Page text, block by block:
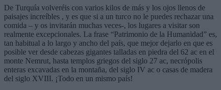
De Turquía volveréis con varios kilos de más y los ojos llenos de
paisajes increíbles , y es que si a un turco no le puedes rechazar una
comida – y os invitarán muchas veces-, los lugares a visitar son
realmente excepcionales. La frase “Patrimonio de la Humanidad” es,
tan habitual a lo largo y ancho del país, que mejor dejarlo en que es
posible ver desde cabezas gigantes talladas en piedra del 62 ac en el
monte Nemrut, hasta templos griegos del siglo 27 ac, necrópolis
enteras excavadas en la montaña, del siglo IV ac o casas de madera
del siglo XVIII. ¡Todo en un mismo país!